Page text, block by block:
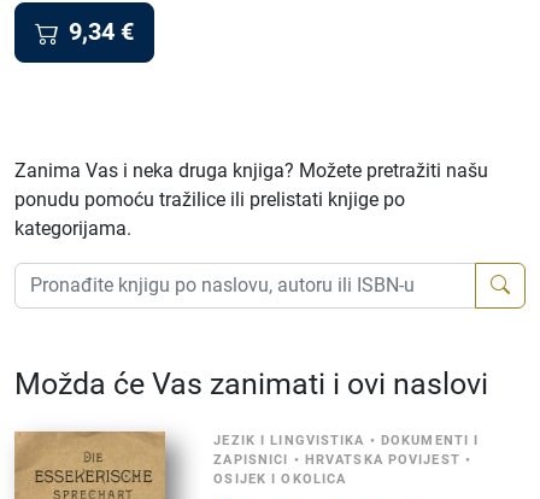
9,34 €
Zanima Vas i neka druga knjiga? Možete pretražiti našu
ponudu pomoću tražilice ili prelistati knjige po
kategorijama.
Možda će Vas zanimati i ovi naslovi
JEZIK I LINGVISTIKA • DOKUMENTI I
ZAPISNICI • HRVATSKA POVIJEST •
OSIJEK I OKOLICA